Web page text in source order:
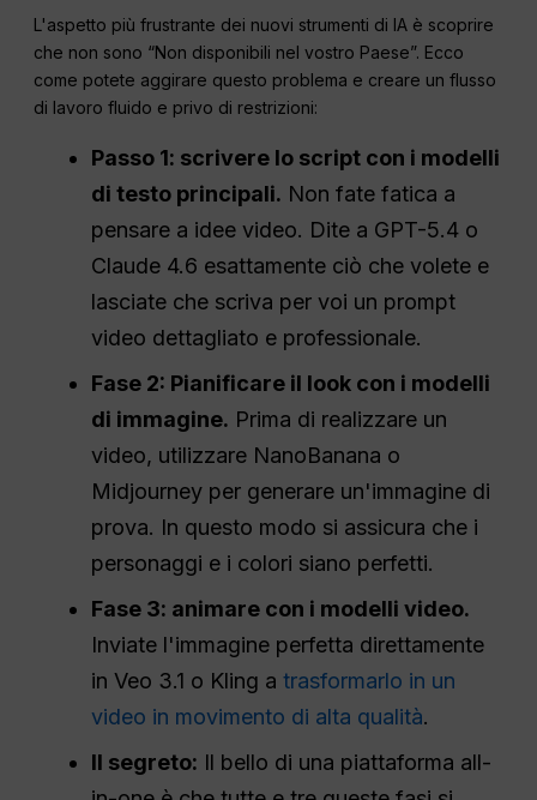
L'aspetto più frustrante dei nuovi strumenti di IA è scoprire
che non sono “Non disponibili nel vostro Paese”. Ecco
come potete aggirare questo problema e creare un flusso
di lavoro fluido e privo di restrizioni:
Passo 1: scrivere lo script con i modelli
di testo principali. Non fate fatica a
pensare a idee video. Dite a GPT-5.4 o
Claude 4.6 esattamente ciò che volete e
lasciate che scriva per voi un prompt
video dettagliato e professionale.
Fase 2: Pianificare il look con i modelli
di immagine. Prima di realizzare un
video, utilizzare NanoBanana o
Midjourney per generare un'immagine di
prova. In questo modo si assicura che i
personaggi e i colori siano perfetti.
Fase 3: animare con i modelli video.
Inviate l'immagine perfetta direttamente
in Veo 3.1 o Kling atrasformarlo in un
video in movimento di alta qualità.
Il segreto: Il bello di una piattaforma all-